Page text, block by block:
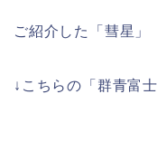
ご紹介した「彗星」
↓こちらの「群青富